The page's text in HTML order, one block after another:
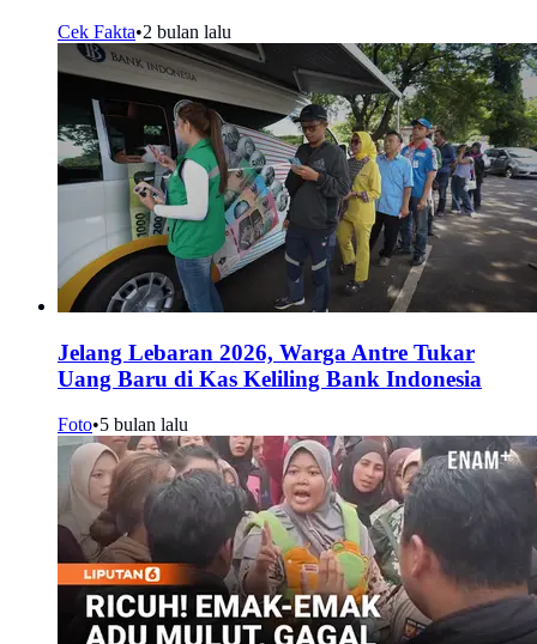
Cek Fakta•2 bulan lalu
Jelang Lebaran 2026, Warga Antre Tukar
Uang Baru di Kas Keliling Bank Indonesia
Foto•5 bulan lalu